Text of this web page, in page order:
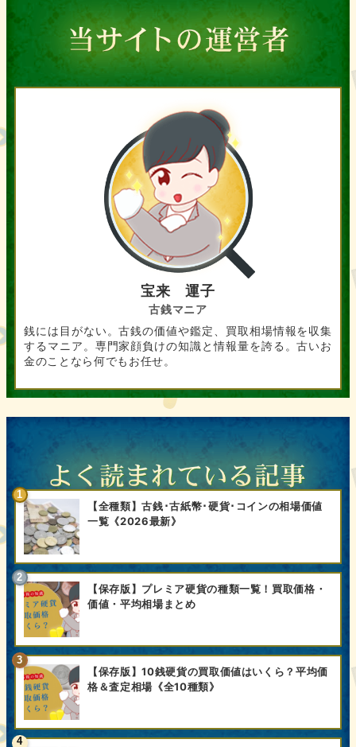
宝来 運子
古銭マニア
銭には目がない。古銭の価値や鑑定、買取相場情報を収集
するマニア。専門家顔負けの知識と情報量を誇る。古いお
金のことなら何でもお任せ。
【全種類】古銭･古紙幣･硬貨･コインの相場価値
一覧《2026最新》
【保存版】プレミア硬貨の種類一覧！買取価格・
価値・平均相場まとめ
【保存版】10銭硬貨の買取価値はいくら？平均価
格＆査定相場《全10種類》